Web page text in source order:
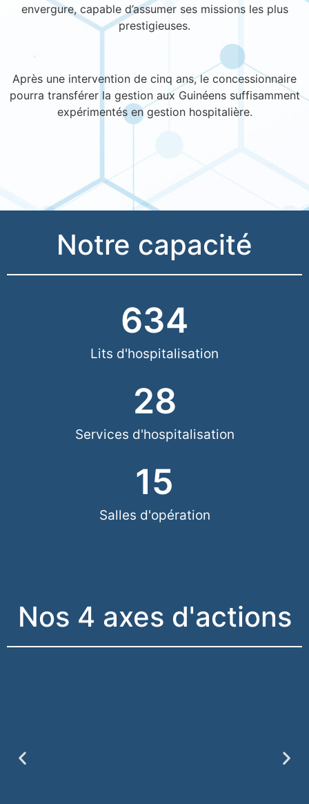
envergure, capable d’assumer ses missions les plus
prestigieuses.
Après une intervention de cinq ans, le concessionnaire
pourra transférer la gestion aux Guinéens suffisamment
expérimentés en gestion hospitalière.
Notre capacité
Lits d'hospitalisation
634
Services d'hospitalisation
28
Salles d'opération
15
Nos 4 axes d'actions